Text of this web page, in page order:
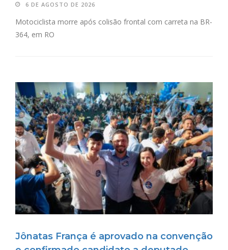
6 DE AGOSTO DE 2026
Motociclista morre após colisão frontal com carreta na BR-
364, em RO
Jônatas França é aprovado na convenção